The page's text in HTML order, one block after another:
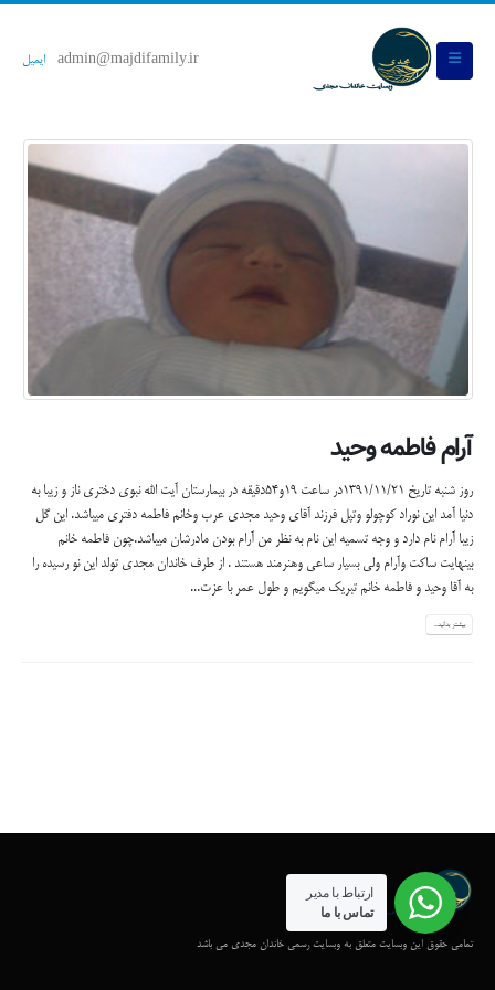
admin@majdifamily.ir ایمیل
آرام فاطمه وحید
روز شنبه تاریخ 1391/11/21در ساعت 19و54دقیقه در بیمارستان آیت الله نبوی دختری ناز و زیبا به
دنیا آمد این نوراد کوچولو وتپل فرزند آقای وحید مجدی عرب وخانم فاطمه دفتری میباشد. این گل
زیبا آرام نام دارد و وجه تسمیه این نام به نظر من آرام بودن مادرشان میباشد.چون فاطمه خانم
بینهایت ساکت وآرام ولی بسیار ساعی وهنرمند هستند . از طرف خاندان مجدی تولد این نو رسیده را
به آقا وحید و فاطمه خانم تبریک میگویم و طول عمر با عزت...
بیشتر بدانید...
تمامی حقوق این وبسایت متعلق به وبسایت رسمی خاندان مجدی می باشد
ارتباط با مدیر
تماس با ما